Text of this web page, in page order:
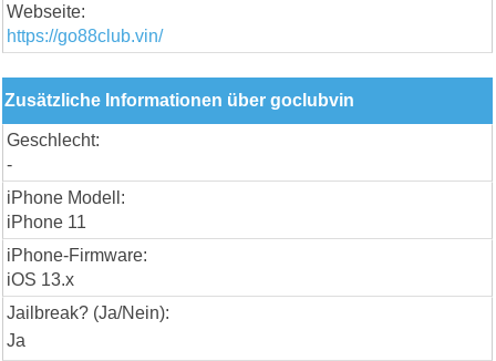
Webseite:
https://go88club.vin/
Zusätzliche Informationen über goclubvin
Geschlecht:
-
iPhone Modell:
iPhone 11
iPhone-Firmware:
iOS 13.x
Jailbreak? (Ja/Nein):
Ja